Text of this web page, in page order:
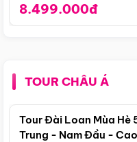
8.499.000đ
TOUR CHÂU Á
Tour Đài Loan Mùa
Trung - Nam Đầu -